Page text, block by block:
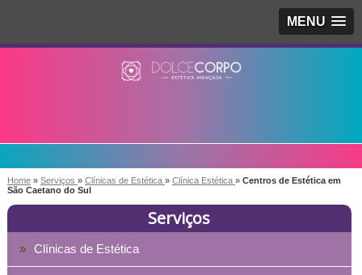
MENU
Home » Serviços » Clínicas de Estética » Clínica Estética » Centros de Estética em
São Caetano do Sul
Serviços
Clínicas de Estética